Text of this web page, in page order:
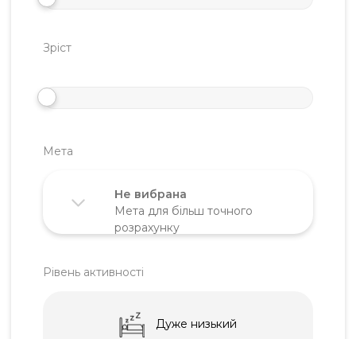
Зріст
Мета
Не вибрана
Мета для бiльш точного
розрахунку
Підтримка ваги
Зниження ваги
Набір ваги
Рiвень активностi
Дуже низький